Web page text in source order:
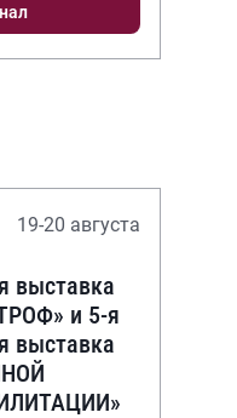
19-20 августа
выставка
и 5-я
выставка